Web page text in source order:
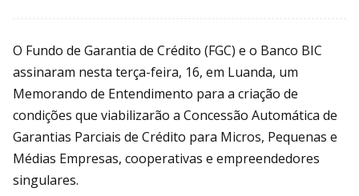
O Fundo de Garantia de Crédito (FGC) e o Banco BIC
assinaram nesta terça-feira, 16, em Luanda, um
Memorando de Entendimento para a criação de
condições que viabilizarão a Concessão Automática de
Garantias Parciais de Crédito para Micros, Pequenas e
Médias Empresas, cooperativas e empreendedores
singulares.